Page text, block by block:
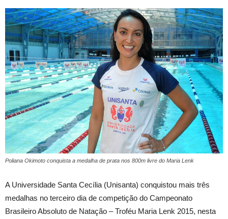
Poliana Okimoto conquista a medalha de prata nos 800m livre do Maria Lenk
A Universidade Santa Cecília (Unisanta) conquistou mais três
medalhas no terceiro dia de competição do Campeonato
Brasileiro Absoluto de Natação – Troféu Maria Lenk 2015, nesta